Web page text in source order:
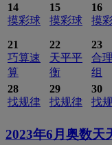
14
摸彩球
15
摸彩球
16
摸
21
巧算速
算
22
天平平
衡
23
合
组
28
找规律
29
找规律
30
找
2023年6月 奥数天